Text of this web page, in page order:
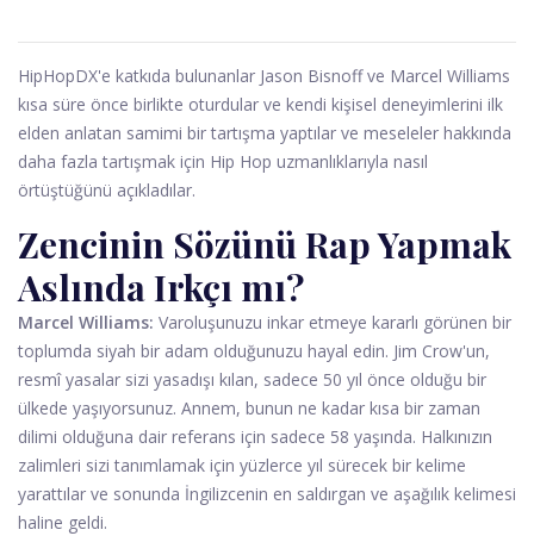
HipHopDX'e katkıda bulunanlar Jason Bisnoff ve Marcel Williams
kısa süre önce birlikte oturdular ve kendi kişisel deneyimlerini ilk
elden anlatan samimi bir tartışma yaptılar ve meseleler hakkında
daha fazla tartışmak için Hip Hop uzmanlıklarıyla nasıl
örtüştüğünü açıkladılar.
Zencinin Sözünü Rap Yapmak
Aslında Irkçı mı?
Marcel Williams: Varoluşunuzu inkar etmeye kararlı görünen bir
toplumda siyah bir adam olduğunuzu hayal edin. Jim Crow'un,
resmî yasalar sizi yasadışı kılan, sadece 50 yıl önce olduğu bir
ülkede yaşıyorsunuz. Annem, bunun ne kadar kısa bir zaman
dilimi olduğuna dair referans için sadece 58 yaşında. Halkınızın
zalimleri sizi tanımlamak için yüzlerce yıl sürecek bir kelime
yarattılar ve sonunda İngilizcenin en saldırgan ve aşağılık kelimesi
haline geldi.